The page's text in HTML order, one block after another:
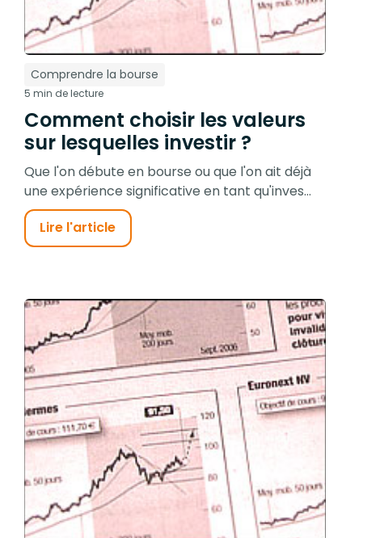
Comprendre la bourse
5 min de lecture
Comment choisir les valeurs
sur lesquelles investir ?
Que l'on débute en bourse ou que l'on ait déjà
une expérience significative en tant qu'inves...
Lire l'article